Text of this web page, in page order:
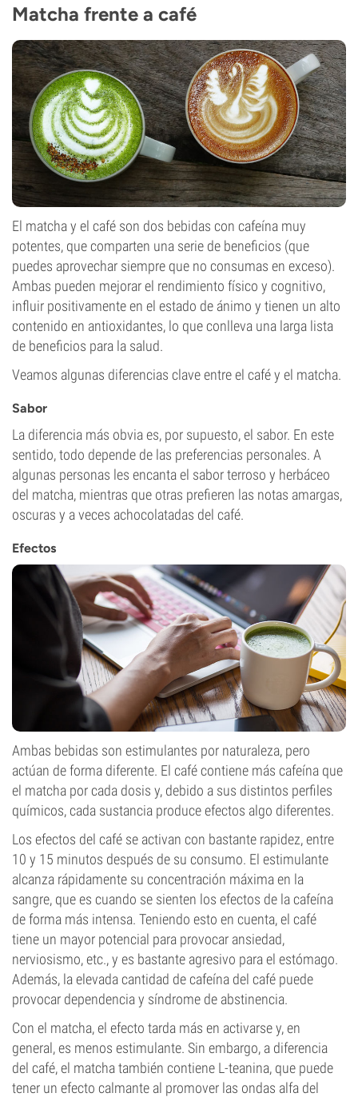
Matcha frente a café
El matcha y el café son dos bebidas con cafeína muy
potentes, que comparten una serie de beneficios (que
puedes aprovechar siempre que no consumas en exceso).
Ambas pueden mejorar el rendimiento físico y cognitivo,
influir positivamente en el estado de ánimo y tienen un alto
contenido en antioxidantes, lo que conlleva una larga lista
de beneficios para la salud.
Veamos algunas diferencias clave entre el café y el matcha.
Sabor
La diferencia más obvia es, por supuesto, el sabor. En este
sentido, todo depende de las preferencias personales. A
algunas personas les encanta el sabor terroso y herbáceo
del matcha, mientras que otras prefieren las notas amargas,
oscuras y a veces achocolatadas del café.
Efectos
Ambas bebidas son estimulantes por naturaleza, pero
actúan de forma diferente. El café contiene más cafeína que
el matcha por cada dosis y, debido a sus distintos perfiles
químicos, cada sustancia produce efectos algo diferentes.
Los efectos del café se activan con bastante rapidez, entre
10 y 15 minutos después de su consumo. El estimulante
alcanza rápidamente su concentración máxima en la
sangre, que es cuando se sienten los efectos de la cafeína
de forma más intensa. Teniendo esto en cuenta, el café
tiene un mayor potencial para provocar ansiedad,
nerviosismo, etc., y es bastante agresivo para el estómago.
Además, la elevada cantidad de cafeína del café puede
provocar dependencia y síndrome de abstinencia.
Con el matcha, el efecto tarda más en activarse y, en
general, es menos estimulante. Sin embargo, a diferencia
del café, el matcha también contiene L-teanina, que puede
tener un efecto calmante al promover las ondas alfa del